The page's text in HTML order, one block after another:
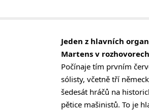
Jeden z hlavních
Martens v
Počínaje tím prvním
sólisty, včetně tří
šedesát hráčů na
pětice mašinistů. To je